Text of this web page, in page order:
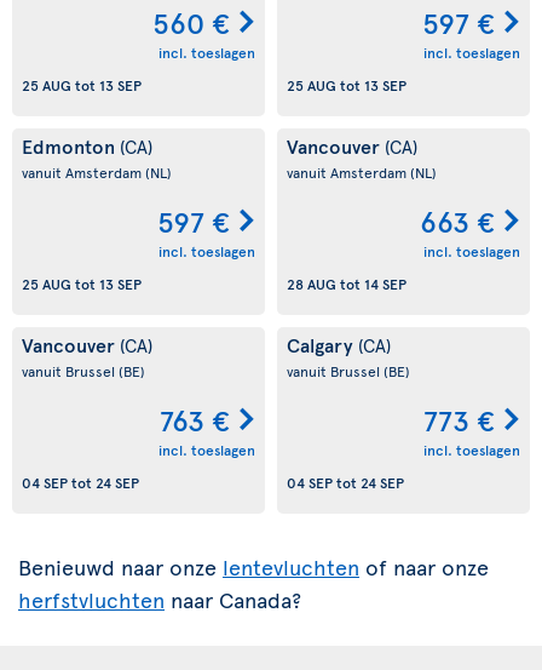
560 €
incl. toeslagen
25 AUG tot 13 SEP
597 €
incl. toeslagen
25 AUG tot 13 SEP
Edmonton (CA)
vanuit Amsterdam(NL)
597 €
incl. toeslagen
25 AUG tot 13 SEP
Vancouver (CA)
vanuit Amsterdam(NL)
663 €
incl. toeslagen
28 AUG tot 14 SEP
Vancouver (CA)
vanuit Brussel (BE)
763 €
incl. toeslagen
04 SEPtot 24 SEP
Calgary (CA)
vanuit Brussel (BE)
773 €
incl. toeslagen
04 SEPtot 24 SEP
Benieuwd naar onze lentevluchten of naar onze
herfstvluchten naar Canada?